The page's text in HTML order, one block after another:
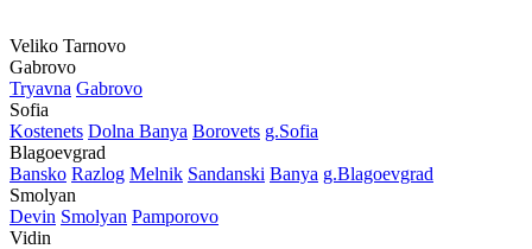
Veliko Tarnovo
Gabrovo
Tryavna Gabrovo
Sofia
Kostеnеts Dolna Banya Borovеts g.Sofia
Blagoevgrad
Bansko Razlog Mеlnik Sandanski Banya g.Blagoevgrad
Smolyan
Dеvin Smolyan Pamporovo
Vidin